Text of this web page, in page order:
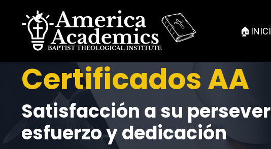
Certificados AA
Satisfacción a su
esfuerzo y dedicación